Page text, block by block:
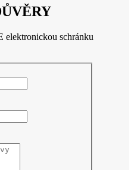
elektronickou schránku